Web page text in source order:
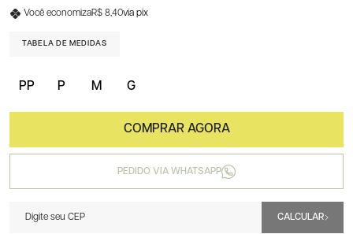
Você economizaR$ 8,40via pix
TABELA DE MEDIDAS
PP P M G
PEDIDO VIA WHATSAPP